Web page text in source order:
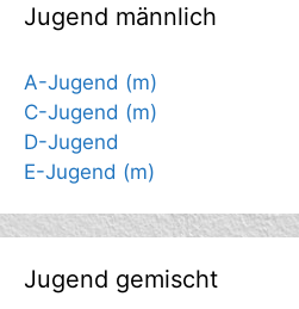
Jugend männlich
A-Jugend (m)
C-Jugend (m)
D-Jugend
E-Jugend (m)
Jugend gemischt